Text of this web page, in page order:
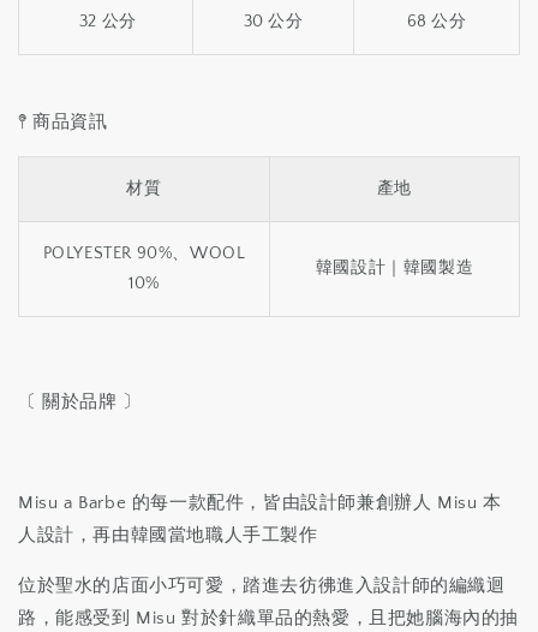
32 公分 30 公分 68 公分
𖤥 商品資訊
材質 產地
POLYESTER 90%、WOOL
10%
韓國設計｜韓國製造
〔 關於品牌 〕
Misu a Barbe 的每一款配件，皆由設計師兼創辦人 Misu 本
人設計，再由韓國當地職人手工製作
位於聖水的店面小巧可愛，踏進去彷彿進入設計師的編織迴
路，能感受到 Misu 對於針織單品的熱愛，且把她腦海內的抽